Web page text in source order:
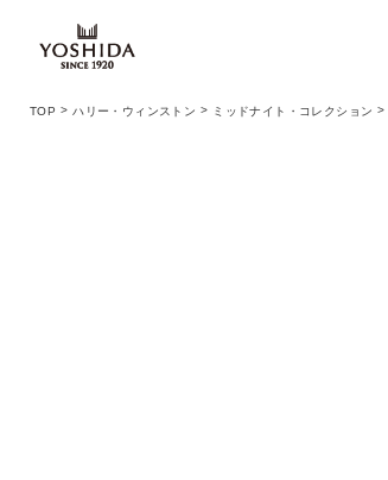
TOP ハリー・ウィンストン ミッドナイト・コレクション